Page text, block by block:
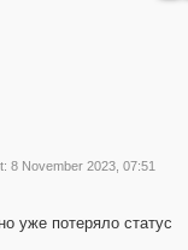
8 November 2023, 07:51
уже потеряло статус